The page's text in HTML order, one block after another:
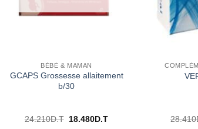
BÉBÉ & MAMAN
GCAPS Grossesse allaitement
b/30
24.210D.T Le
18.480D.TLe
28.410